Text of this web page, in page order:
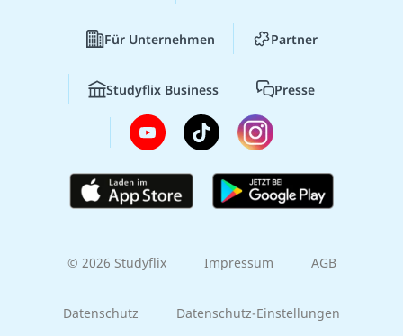
Für Unternehmen Partner
Studyflix Business Presse
© 2026 Studyflix Impressum AGB
Datenschutz Datenschutz-Einstellungen